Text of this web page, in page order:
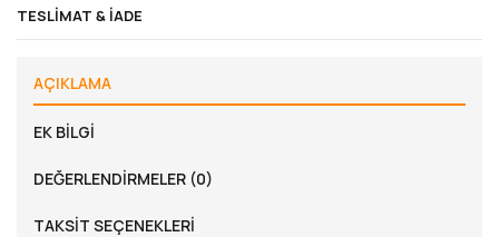
TESLIMAT & İADE
AÇIKLAMA
EK BILGI
DEĞERLENDIRMELER (0)
TAKSIT SEÇENEKLERI